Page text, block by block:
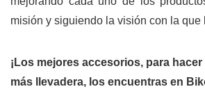
misión y siguiendo la visión con la que
¡Los mejores accesorios, para
más llevadera, los encuentras en